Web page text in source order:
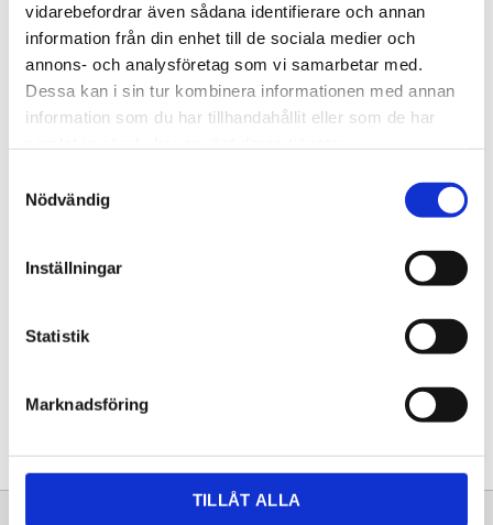
vidarebefordrar även sådana identifierare och annan
information från din enhet till de sociala medier och
annons- och analysföretag som vi samarbetar med.
Dessa kan i sin tur kombinera informationen med annan
information som du har tillhandahållit eller som de har
Nödvändig
Inställningar
Statistik
Marknadsföring
TILLÅT ALLA
20 620,00KR
Antal
Lagervara
Artikelnr
20251836